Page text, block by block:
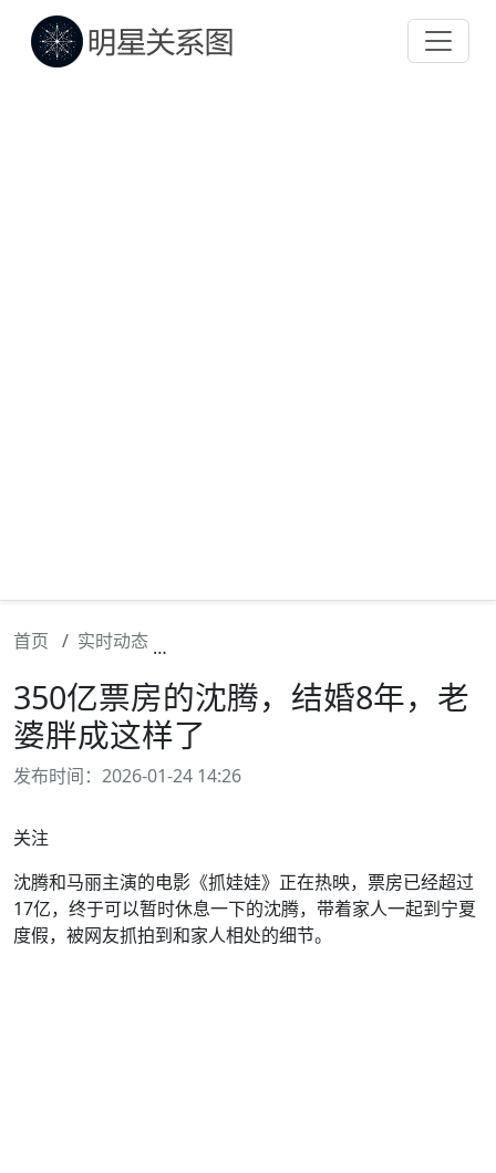
首页 实时动态
350亿票房的沈腾，结婚8年，老
婆胖成这样了
发布时间：2026-01-24 14:26
关注
沈腾和马丽主演的电影《抓娃娃》正在热映，票房已经超过
17亿，终于可以暂时休息一下的沈腾，带着家人一起到宁夏
度假，被网友抓拍到和家人相处的细节。